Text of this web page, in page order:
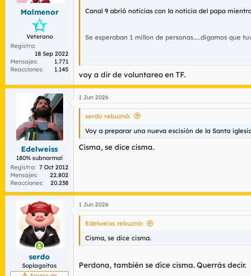
Malmenor
Veterano
Registro
18 Sep 2022
Mensajes
1.771
Reacciones
1.145
Canal 9 abrió noticias con la noticia del papa
Se esperaban 1 millon de personas.....digamos que
A juicio las empresas de las pantallas de vídeo
La jefa de la Cámara de comercio obligo a sus
voy a dir de voluntareo en TF.
Edelweiss
180% subnormal
Registro
7 Oct 2012
Mensajes
22.802
Reacciones
20.238
1 Jun 2026
serdo rebuznó:
Voy a preparar una nueva escisión de la Santa
Cisma, se dice cisma.
serdo
Soplagaitas
1 Jun 2026
Edelweiss rebuznó:
Cisma, se dice cisma.
Perdona, también se dice cisma. Querrás decir.